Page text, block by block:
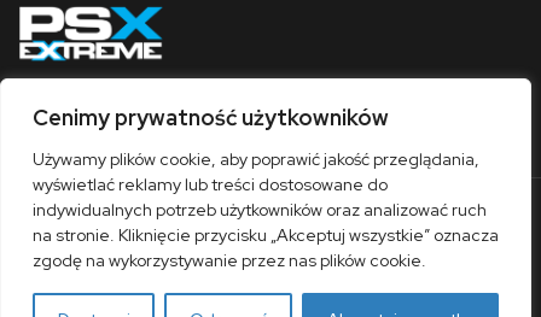
Cenimy prywatność użytkowników
Używamy plików cookie, aby poprawić jakość przeglądania,
wyświetlać reklamy lub treści dostosowane do
indywidualnych potrzeb użytkowników oraz analizować ruch
na stronie. Kliknięcie przycisku „Akceptuj wszystkie” oznacza
zgodę na wykorzystywanie przez nas plików cookie.
Obserwuj nas
O nas Współpraca Kontakt
Sklep
Polityka prywatności
Regulamin
© 1997-2026 / PSX Extreme